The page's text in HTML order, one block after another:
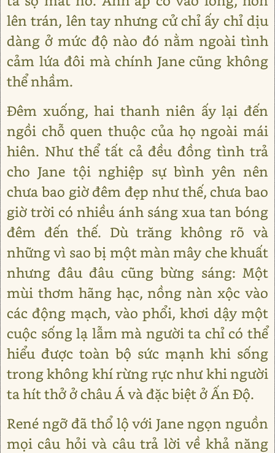
lên trán, lên tay nhưng cử chỉ ấy chỉ dịu
dàng ở mức độ nào đó nằm ngoài tình
cảm lứa đôi mà chính Jane cũng không
thể nhầm.
Đêm xuống, hai thanh niên ấy lại đến
ngồi chỗ quen thuộc của họ ngoài mái
hiên. Như thể tất cả đều đồng tình trả
cho Jane tội nghiệp sự bình yên nên
chưa bao giờ đêm đẹp như thế, chưa bao
giờ trời có nhiều ánh sáng xua tan bóng
đêm đến thế. Dù trăng không rõ và
những vì sao bị một màn mây che khuất
nhưng đâu đâu cũng bừng sáng: Một
mùi thơm hãng hạc, nồng nàn xộc vào
các động mạch, vào phổi, khơi dậy một
cuộc sống lạ lẫm mà người ta chỉ có thể
hiểu được toàn bộ sức mạnh khi sống
trong không khí rừng rực như khi người
ta hít thở ở châu Á và đặc biệt ở Ấn Độ.
René ngỡ đã thổ lộ với Jane ngọn nguồn
mọi câu hỏi và câu trả lời về khả năng